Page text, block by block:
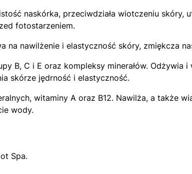
naskórka, przeciwdziała wiotczeniu
fotostarzeniem.
na nawilżenie i elastyczność skóry, zmiękcza
B, C i E oraz kompleksy minerałów. Odżywia i
skórze jędrność i elastyczność.
witaminy A oraz B12. Nawilża, a także
wody.
Spa.